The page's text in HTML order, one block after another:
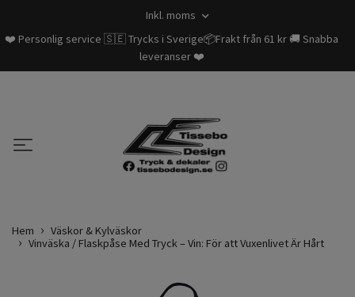
Inkl. moms
❤️ Personlig service 🇸🇪 Trycks i Sverige📦Frakt från 61 kr 🚚 Snabba
leveranser ❤️
Hem
Väskor & Kylväskor
Vinväska / Flaskpåse Med Tryck – Vin: För att Vuxenlivet Är Hårt